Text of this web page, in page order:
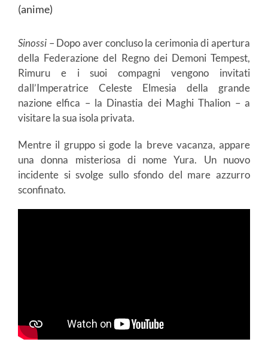
(anime)
Sinossi – Dopo aver concluso la cerimonia di apertura
della Federazione del Regno dei Demoni Tempest,
Rimuru e i suoi compagni vengono invitati
dall’Imperatrice Celeste Elmesia della grande
nazione elfica – la Dinastia dei Maghi Thalion – a
visitare la sua isola privata.
Mentre il gruppo si gode la breve vacanza, appare
una donna misteriosa di nome Yura. Un nuovo
incidente si svolge sullo sfondo del mare azzurro
sconfinato.